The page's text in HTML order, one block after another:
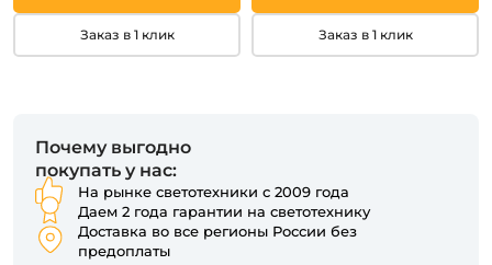
Заказ в 1 клик Заказ в 1 клик
Почему выгодно
покупать у нас:
На рынке светотехники с 2009 года
Даем 2 года гарантии на светотехнику
Доставка во все регионы России без
предоплаты